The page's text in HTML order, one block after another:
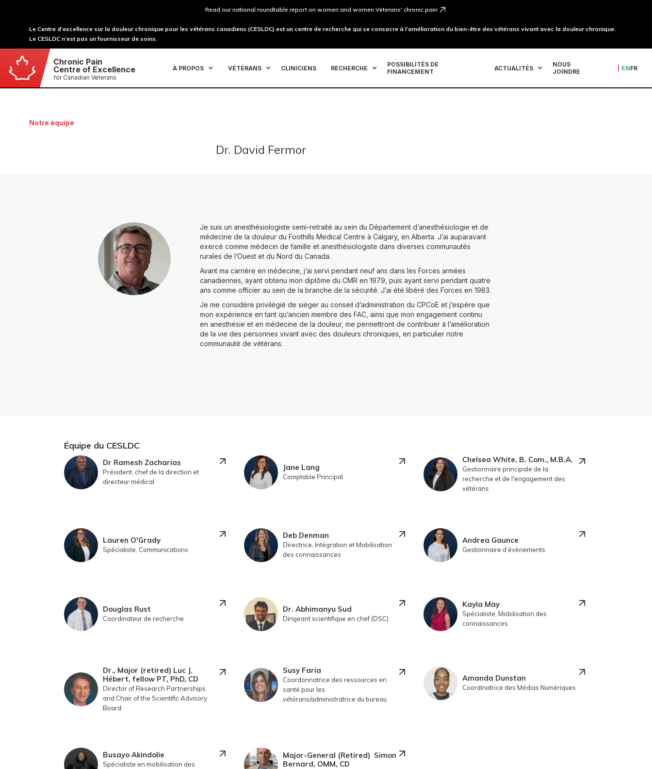
Read our national roundtable report on women and women Veterans' chronic pain
Le Centre d’excellence sur la douleur chronique pour les vétérans canadiens (CESLDC) est un centre de recherche qui se consacre à l’amélioration du bien-être des vétérans vivant avec la douleur chronique.
Le CESLDC n’est pas un fournisseur de soins.
Chronic Pain
Centre of Excellence
for Canadian Veterans
À PROPOS VÉTÉRANS CLINICIENS RECHERCHE
POSSIBILITÉS DE
FINANCEMENT
ACTUALITÉS
NOUS
JOINDRE
ENFR
Notre équipe
Dr. David Fermor
Je suis un anesthésiologiste semi-retraité au sein du Département d’anesthésiologie et de
médecine de la douleur du Foothills Medical Centre à Calgary, en Alberta. J’ai auparavant
exercé comme médecin de famille et anesthésiologiste dans diverses communautés
rurales de l’Ouest et du Nord du Canada.
Avant ma carrière en médecine, j’ai servi pendant neuf ans dans les Forces armées
canadiennes, ayant obtenu mon diplôme du CMR en 1979, puis ayant servi pendant quatre
ans comme officier au sein de la branche de la sécurité. J’ai été libéré des Forces en 1983.
Je me considère privilégié de siéger au conseil d’administration du CPCoE et j’espère que
mon expérience en tant qu’ancien membre des FAC, ainsi que mon engagement continu
en anesthésie et en médecine de la douleur, me permettront de contribuer à l’amélioration
de la vie des personnes vivant avec des douleurs chroniques, en particulier notre
communauté de vétérans.
Équipe du CESLDC
Dr Ramesh Zacharias
Président, chef de la direction et
directeur médical
Jane Lang
Comptable Principal
Chelsea White, B. Com., M.B.A.
Gestionnaire principale de la
recherche et de l'engagement des
vétérans
Lauren O'Grady
Spécialiste, Communications
Deb Denman
Directrice, Intégration et Mobilisation
des connaissances
Andrea Gaunce
Gestionnaire d’évènements
Douglas Rust
Coordinateur de recherche
Dr. Abhimanyu Sud
Dirigeant scientifique en chef (DSC)
Kayla May
Spécialiste, Mobilisation des
connaissances
Dr., Major (retired) Luc J.
Hébert, fellow PT, PhD, CD
Director of Research Partnerships
and Chair of the Scientific Advisory
Board
Susy Faria
Coordonnatrice des ressources en
santé pour les
vétérans/administratrice du bureau
Amanda Dunstan
Coordinatrice des Médias Numériques
Busayo Akindolie
Spécialiste en mobilisation des
Major-General (Retired) Simon
Bernard, OMM, CD